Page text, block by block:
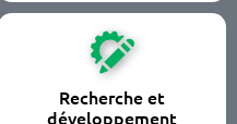
Recherche et
développement